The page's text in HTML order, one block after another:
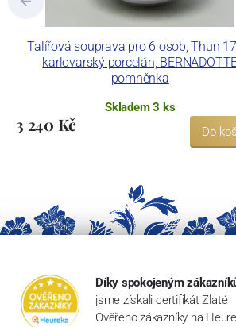
Talířová souprava pro 6 osob, Thun
karlovarský porcelán,
pomněnka
Skladem 3 ks
3 240 Kč Do
Díky spokojeným
jsme získali certifikát Zlaté
Ověřeno zákazníky na